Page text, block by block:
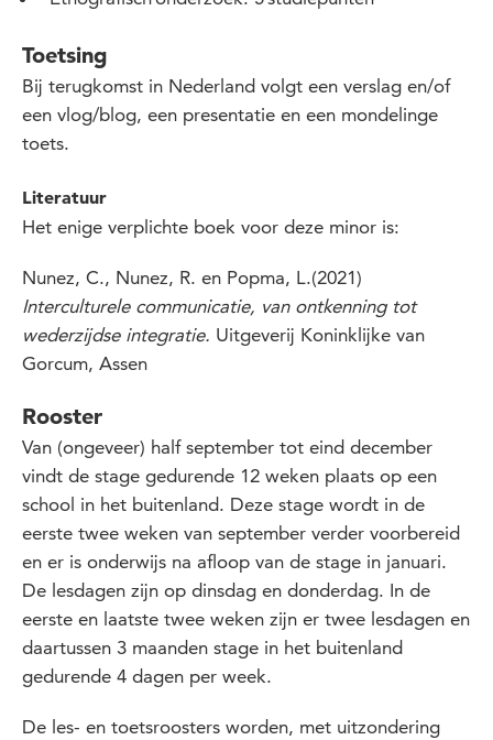
Toetsing
Bij terugkomst in Nederland volgt een verslag en/of
een vlog/blog, een presentatie en een mondelinge
toets.
Literatuur
Het enige verplichte boek voor deze minor is:
Nunez, C., Nunez, R. en Popma, L.(2021)
Interculturele communicatie, van ontkenning tot
wederzijdse integratie. Uitgeverij Koninklijke van
Gorcum, Assen
Rooster
Van (ongeveer) half september tot eind december
vindt de stage gedurende 12 weken plaats op een
school in het buitenland. Deze stage wordt in de
eerste twee weken van september verder voorbereid
en er is onderwijs na afloop van de stage in januari.
De lesdagen zijn op dinsdag en donderdag. In de
eerste en laatste twee weken zijn er twee lesdagen en
daartussen 3 maanden stage in het buitenland
gedurende 4 dagen per week.
De es- en toetsroosters worden, met uitzondering